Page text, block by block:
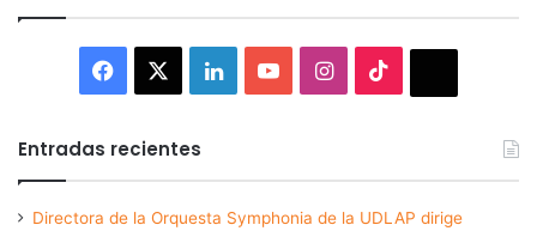
Facebook LinkedInYouTubeInstagram
Entradas recientes
Directora de la Orquesta Symphonia de la UDLAP dirige